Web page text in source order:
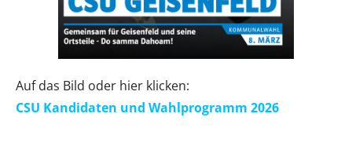
Auf das Bild oder hier klicken:
CSU Kandidaten und Wahlprogramm 2026